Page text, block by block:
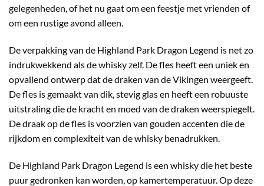
gelegenheden, of het nu gaat om een feestje met vrienden of
om een rustige avond alleen.
De verpakking van de Highland Park Dragon Legend is net zo
indrukwekkend als de whisky zelf. De fles heeft een uniek en
opvallend ontwerp dat de draken van de Vikingen weergeeft.
De fles is gemaakt van dik, stevig glas en heeft een robuuste
uitstraling die de kracht en moed van de draken weerspiegelt.
De draak op de fles is voorzien van gouden accenten die de
rijkdom en complexiteit van de whisky benadrukken.
De Highland Park Dragon Legend is een whisky die het beste
puur gedronken kan worden, op kamertemperatuur. Op deze